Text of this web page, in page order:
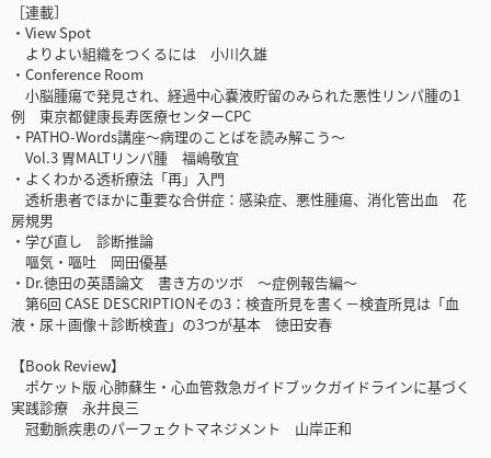
［連載］
・View Spot
よりよい組織をつくるには 小川久雄
・Conference Room
小脳腫瘍で発見され、経過中心嚢液貯留のみられた悪性リンパ腫の1
例 東京都健康長寿医療センターCPC
・PATHO-Words講座～病理のことばを読み解こう～
Vol.3 胃MALTリンパ腫 福嶋敬宜
・よくわかる透析療法「再」入門
透析患者でほかに重要な合併症：感染症、悪性腫瘍、消化管出血 花
房規男
・学び直し 診断推論
嘔気・嘔吐 岡田優基
・Dr.徳田の英語論文 書き方のツボ ～症例報告編～
第6回 CASE DESCRIPTIONその3：検査所見を書く－検査所見は「血
液・尿＋画像＋診断検査」の3つが基本 徳田安春
【Book Review】
ポケット版 心肺蘇生・心血管救急ガイドブックガイドラインに基づく
実践診療 永井良三
冠動脈疾患のパーフェクトマネジメント 山岸正和